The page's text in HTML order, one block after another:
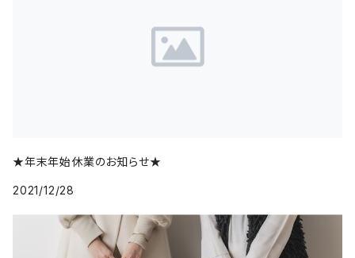
★年末年始休業のお知らせ★
2021/12/28